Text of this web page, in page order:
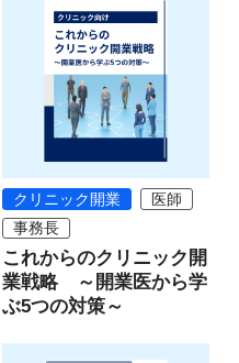
クリニック開業
医師
事務長
これからのクリニック開
業戦略 ～開業医から学
ぶ5つの対策～